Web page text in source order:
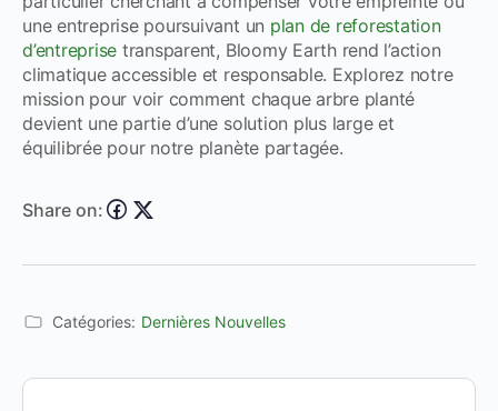
une entreprise poursuivant un plan de reforestation
d’entreprise transparent, Bloomy Earth rend l’action
climatique accessible et responsable. Explorez notre
mission pour voir comment chaque arbre planté
devient une partie d’une solution plus large et
équilibrée pour notre planète partagée.
Share on:
Catégories: Dernières Nouvelles